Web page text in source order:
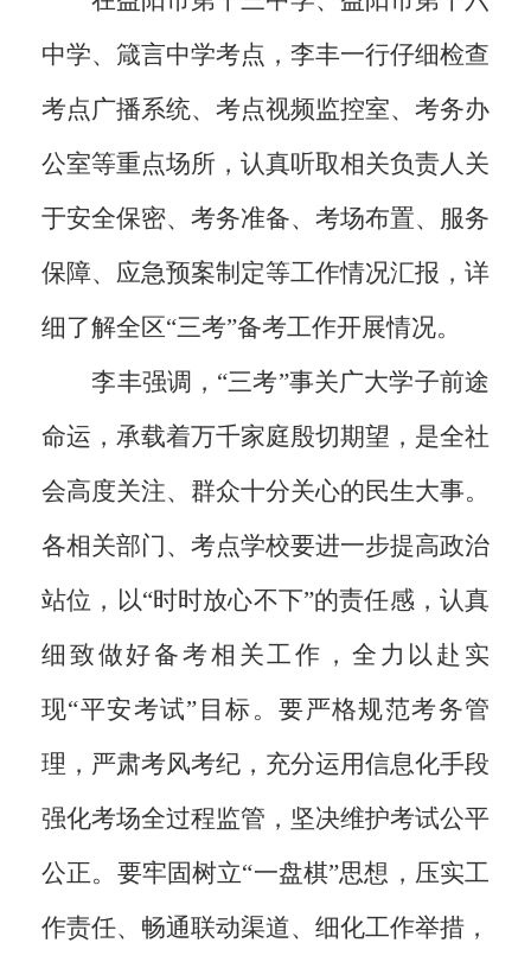
中学、箴言中学考点，李丰一行仔细检查
考点广播系统、考点视频监控室、考务办
公室等重点场所，认真听取相关负责人关
于安全保密、考务准备、考场布置、服务
保障、应急预案制定等工作情况汇报，详
细了解全区“三考”备考工作开展情况。
李丰强调，“三考”事关广大学子前途
命运，承载着万千家庭殷切期望，是全社
会高度关注、群众十分关心的民生大事。
各相关部门、考点学校要进一步提高政治
站位，以“时时放心不下”的责任感，认真
细致做好备考相关工作，全力以赴实
现“平安考试”目标。要严格规范考务管
理，严肃考风考纪，充分运用信息化手段
强化考场全过程监管，坚决维护考试公平
公正。要牢固树立“一盘棋”思想，压实工
作责任、畅通联动渠道、细化工作举措，